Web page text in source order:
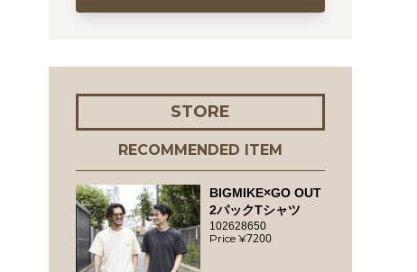
STORE
RECOMMENDED ITEM
BIGMIKE×GO OUT
2パックTシャツ
102628650
7200